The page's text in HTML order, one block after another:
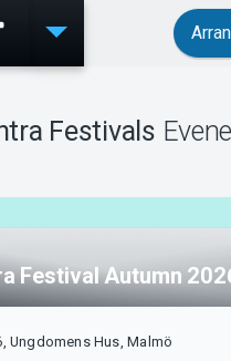
Support
Festivals
Festival Autumn
Ungdomens Hus, Malmö